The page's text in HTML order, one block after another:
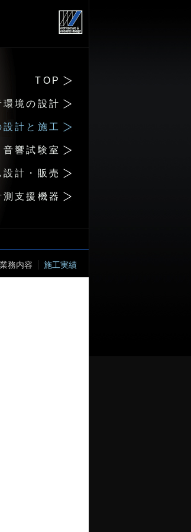
TOP
環境の設計
計と施工
音響試験室
計・販売
測支援機器
業務内容 施工実績